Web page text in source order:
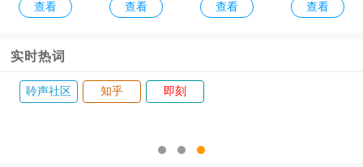
查看
pp
查看
查看
查看
实时热词
聆声社区 知乎 即刻